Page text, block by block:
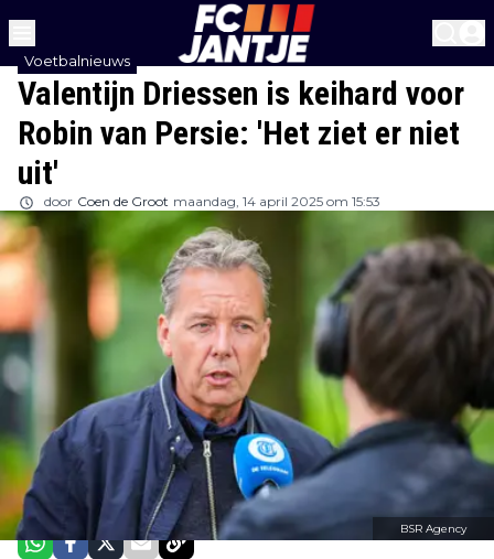
Valentijn Driessen is keihard voor
Robin van Persie: 'Het ziet er niet
uit'
Voetbalnieuws
door Coen de Groot maandag, 14 april 2025 om 15:53
BSR Agency